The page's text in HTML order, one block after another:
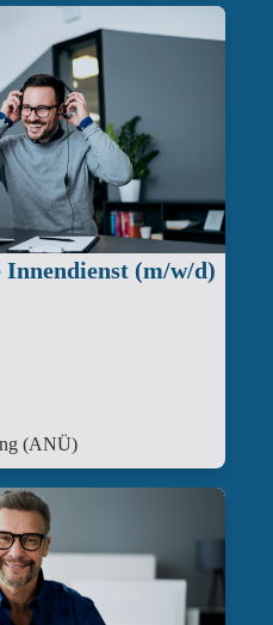
(m/w/d)
(ANÜ)